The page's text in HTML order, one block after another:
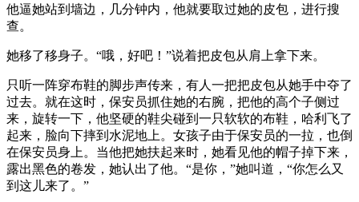
他逼她站到墙边，几分钟内，他就要取过她的皮包，进行搜
查。
她移了移身子。“哦，好吧！”说着把皮包从肩上拿下来。
只听一阵穿布鞋的脚步声传来，有人一把把皮包从她手中夺了
过去。就在这时，保安员抓住她的右腕，把他的高个子侧过
来，旋转一下，他坚硬的鞋尖碰到一只软软的布鞋，哈利飞了
起来，脸向下摔到水泥地上。女孩子由于保安员的一拉，也倒
在保安员身上。当他把她扶起来时，她看见他的帽子掉下来，
露出黑色的卷发，她认出了他。“是你，”她叫道，“你怎么又
到这儿来了。”